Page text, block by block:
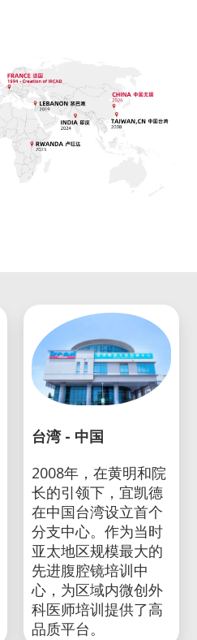
台湾 - 中国
2008年，在黄明和院
长的引领下，宜凯德
在中国台湾设立首个
分支中心。作为当时
亚太地区规模最大的
先进腹腔镜培训中
心，为区域内微创外
科医师培训提供了高
品质平台。